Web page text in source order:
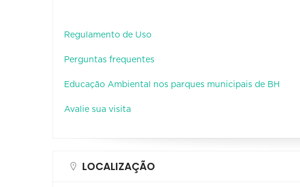
Regulamento de Uso
Perguntas frequentes
Educação Ambiental nos parques municipais de BH
Avalie sua visita
LOCALIZAÇÃO